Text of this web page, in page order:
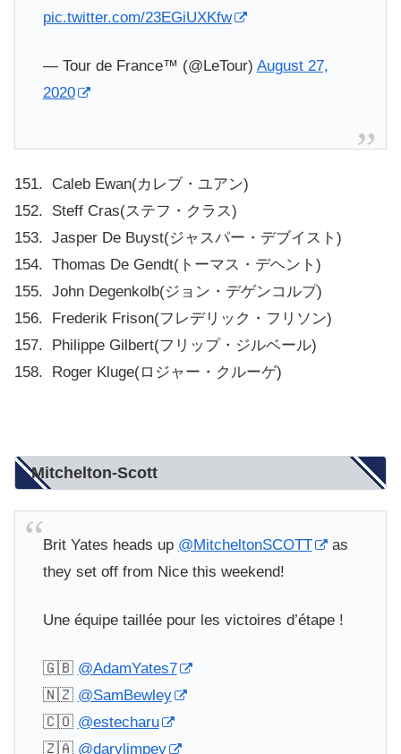
pic.twitter.com/23EGiUXKfw
— Tour de France™ (@LeTour) August 27,
2020
151. Caleb Ewan(カレブ・ユアン)
152. Steff Cras(ステフ・クラス)
153. Jasper De Buyst(ジャスパー・デブイスト)
154. Thomas De Gendt(トーマス・デヘント)
155. John Degenkolb(ジョン・デゲンコルプ)
156. Frederik Frison(フレデリック・フリソン)
157. Philippe Gilbert(フリップ・ジルベール)
158. Roger Kluge(ロジャー・クルーゲ)
Mitchelton-Scott
Brit Yates heads up @MitcheltonSCOTT
as
they set off from Nice this weekend!
Une équipe taillée pour les victoires d’étape !
🇬🇧 @AdamYates7
🇳🇿 @SamBewley
🇨🇴 @estecharu
🇿🇦 @darylimpey